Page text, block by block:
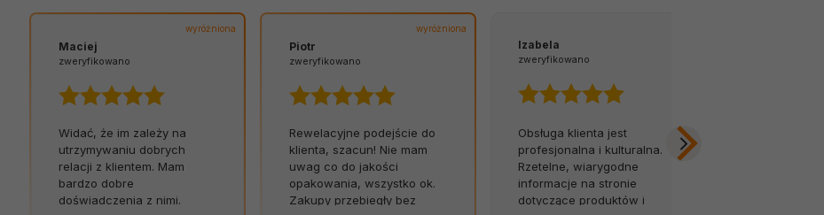
wyróżniona
Maciej
zweryfikowano
Widać, że im zależy na
utrzymywaniu dobrych
relacji z klientem. Mam
bardzo dobre
doświadczenia z nimi.
wyróżniona
Piotr
zweryfikowano
Rewelacyjne podejście do
klienta, szacun! Nie mam
uwag co do jakości
opakowania, wszystko ok.
Zakupy przebiegły bez
Izabela
zweryfikowano
Obsługa klienta jest
profesjonalna i kulturalna.
Rzetelne, wiarygodne
informacje na stronie
dotyczące produktów i